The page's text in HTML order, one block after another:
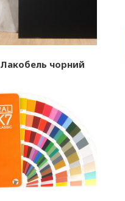
Лакобель чорний